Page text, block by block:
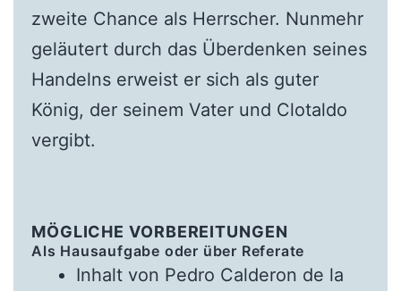
zweite Chance als Herrscher. Nunmehr
geläutert durch das Überdenken seines
Handelns erweist er sich als guter
König, der seinem Vater und Clotaldo
vergibt.
MÖGLICHE VORBEREITUNGEN
Als Hausaufgabe oder über Referate
Inhalt von Pedro Calderon de la